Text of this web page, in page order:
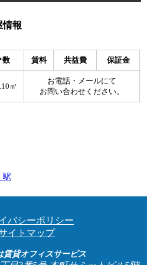
情報
数 賃料 共益費 保証金
㎡
お電話・メールにて
お問い合わせください。
駅
バシーポリシー
イトマップ
賃貸オフィスサービス